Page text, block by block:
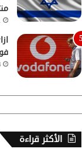
4
الأكثر قراءة